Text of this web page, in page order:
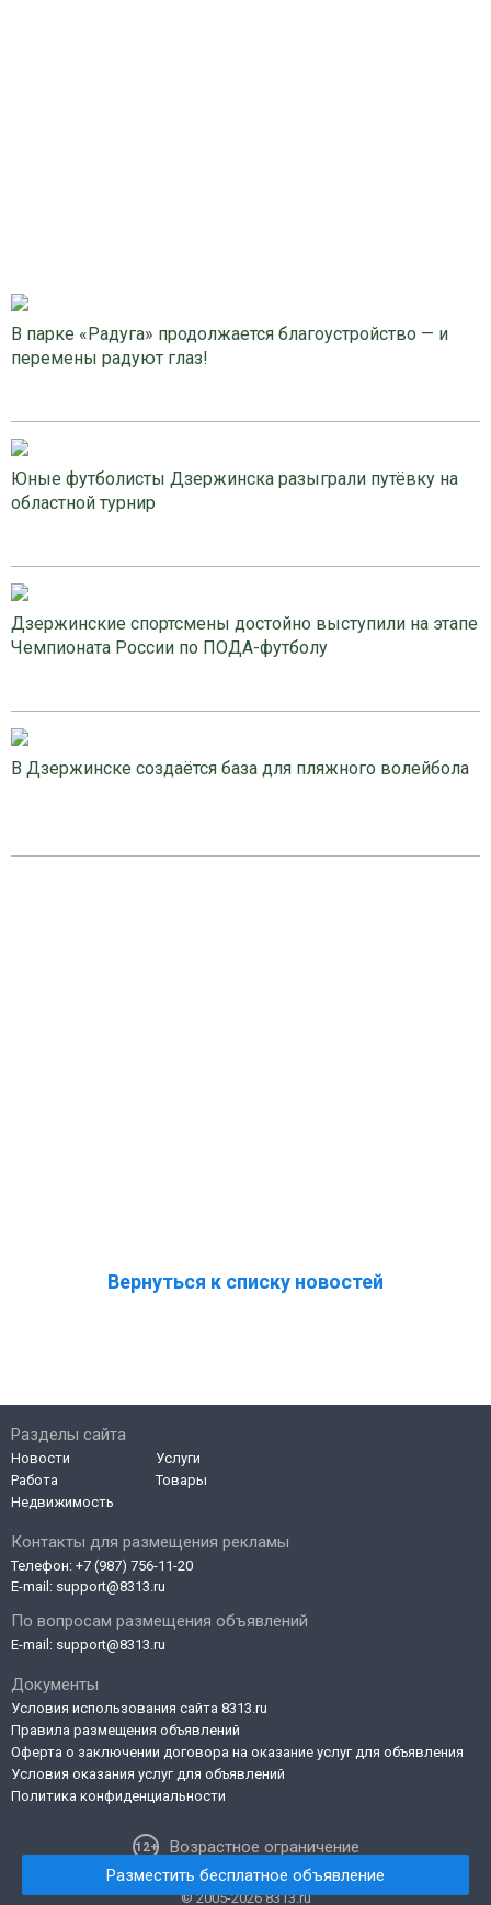
В парке «Радуга» продолжается благоустройство — и
перемены радуют глаз!
Юные футболисты Дзержинска разыграли путёвку на
областной турнир
Дзержинские спортсмены достойно выступили на этапе
Чемпионата России по ПОДА-футболу
В Дзержинске создаётся база для пляжного волейбола
Вернуться к списку новостей
Контакты для размещения рекламы
Телефон: +7 (987) 756-11-20
E-mail: support@8313.ru
По вопросам размещения объявлений
E-mail: support@8313.ru
Документы
Условия использования сайта 8313.ru
Правила размещения объявлений
Оферта о заключении договора на оказание услуг для объявления
Условия оказания услуг для объявлений
Политика конфиденциальности
Возрастное ограничение
Разделы сайта
Новости
Работа
Недвижимость
Услуги
Товары
© 2005-2026 8313.ru
Разместить бесплатное объявление